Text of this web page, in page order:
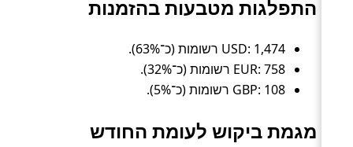
התפלגות מטבעות בהזמנות
USD: 1,474 רשומות (כ־63%).
EUR: 758 רשומות (כ־32%).
GBP: 108 רשומות (כ־5%).
מגמת ביקוש לעומת החודש